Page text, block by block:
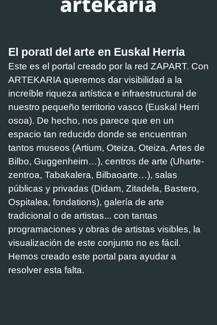
El poratl del arte en Euskal Herria
Este es el portal creado por la red ZAPART. Con
ARTEKARIA queremos dar visibilidad a la
increíble riqueza artística e infraestructural de
nuestro pequeño territorio vasco (Euskal Herri
osoa). De hecho, nos parece que en un
espacio tan reducido donde se encuentran
tantos museos (Artium, Oteiza, Oteiza, Artes de
Bilbo, Guggenheim…), centros de arte (Uharte-
zentroa, Tabakalera, Bilbaoarte…), salas
públicas y privadas (Didam, Zitadela, Bastero,
Ospitalea, fondations), galería de arte
tradicional o de artistas... con tantas
programaciones y obras de artistas visibles, la
visualización de este conjunto no es fácil.
Hemos creado este portal para ayudar a
resolver esta falta.